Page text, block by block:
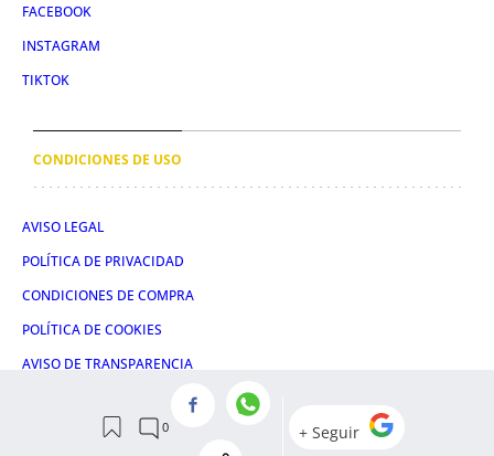
FACEBOOK
INSTAGRAM
TIKTOK
CONDICIONES DE USO
AVISO LEGAL
POLÍTICA DE PRIVACIDAD
CONDICIONES DE COMPRA
POLÍTICA DE COOKIES
AVISO DE TRANSPARENCIA